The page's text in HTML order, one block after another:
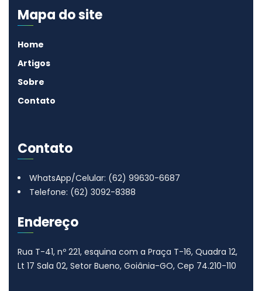
Mapa do site
Home
Artigos
Sobre
Contato
Contato
WhatsApp/Celular: (62) 99630-6687
Telefone: (62) 3092-8388
Endereço
Rua T-41, nº 221, esquina com a Praça T-16, Quadra 12,
Lt 17 Sala 02, Setor Bueno, Goiânia-GO, Cep 74.210-110